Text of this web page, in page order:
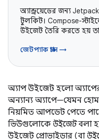
অ্যান্ড্রয়েডের জন্য
টুলকিট। Compose-
উইজেট তৈরি করতে হয়
জেটপ্যাক গ্লান্স →
অ্যাপ উইজেট হলো
অন্যান্য অ্যাপে—যেমন হোম
নিয়মিত আপডেট পেতে
ভিউগুলোকে উইজেটবলা
উইজেট প্রোভাইডার (বা